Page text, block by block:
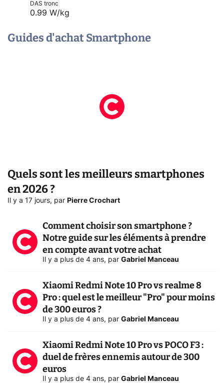
DAS tronc
0.99 W/kg
Guides d'achat Smartphone
Quels sont les meilleurs smartphones
en 2026 ?
Il y a 17 jours, par Pierre Crochart
Comment choisir son smartphone ?
Notre guide sur les éléments à prendre
en compte avant votre achat
Il y a plus de 4 ans, par Gabriel Manceau
Xiaomi Redmi Note 10 Pro vs realme 8
Pro : quel est le meilleur "Pro" pour moins
de 300 euros ?
Il y a plus de 4 ans, par Gabriel Manceau
Xiaomi Redmi Note 10 Pro vs POCO F3 :
duel de frères ennemis autour de 300
euros
Il y a plus de 4 ans, par Gabriel Manceau